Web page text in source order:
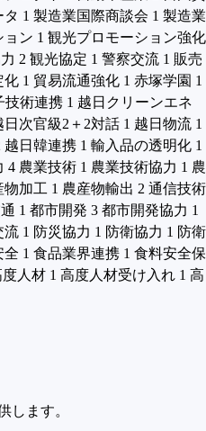
タ 1 製造業国際商談会 1 製造業
ョン 1 観光プロモーション強化
2 観光協定 1 警察交流 1 販売
化 1 貿易流通強化 1 赤塚学園 1
技術連携 1 越日クリーンエネ
日次官級2＋2対話 1 越日物流 1
越日韓連携 1 輸入品の透明化 1
4 農業技術 1 農業技術協力 1 農
物加工 1 農産物輸出 2 通信技術
1 都市開発 3 都市開発協力 1
流 1 防災協力 1 防衛協力 1 防衛
全 1 食品業界連携 1 食料安全保
度人材 1 高度人材受け入れ 1 高
します。